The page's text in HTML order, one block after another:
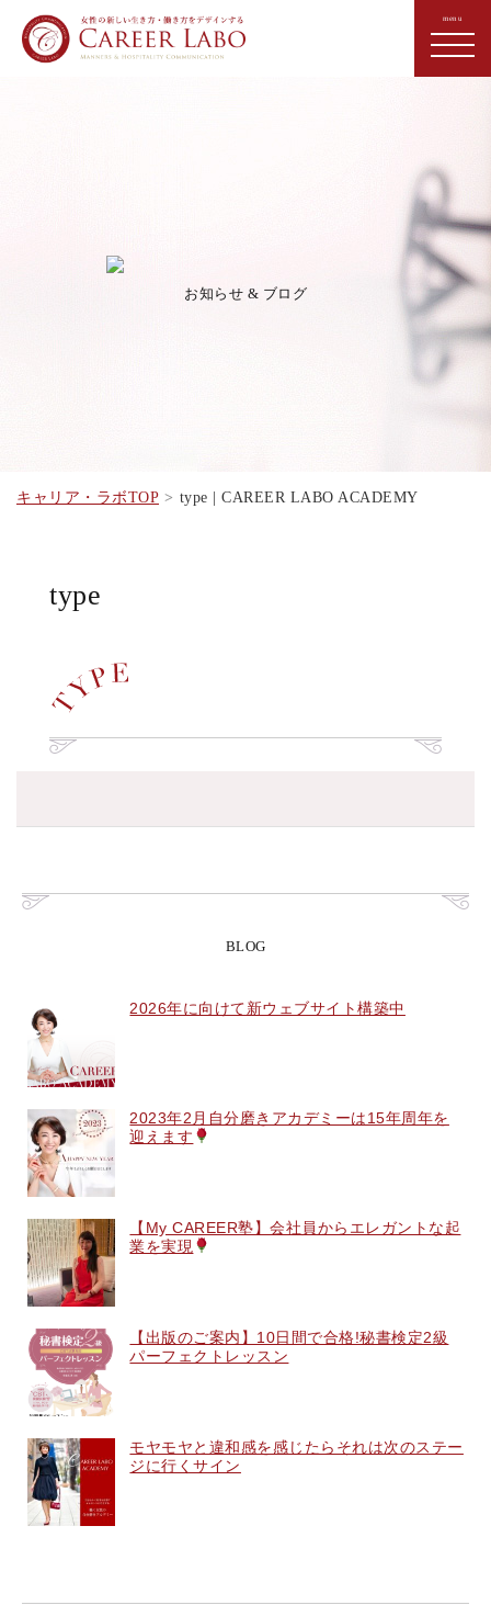
お知らせ & ブログ
キャリア・ラボTOP type | CAREER LABO ACADEMY
type
BLOG
2026年に向けて新ウェブサイト構築中
2023年2月自分磨きアカデミーは15年周年を
迎えます
【My CAREER塾】会社員からエレガントな起
業を実現
【出版のご案内】10日間で合格!秘書検定2級
パーフェクトレッスン
モヤモヤと違和感を感じたらそれは次のステー
ジに行くサイン